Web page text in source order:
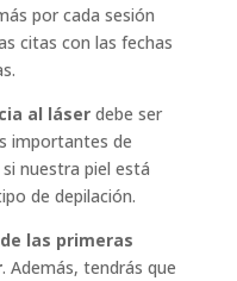
por cada sesión
citas con las fechas
al láserdebe ser
importantes de
nuestra piel está
de depilación.
las primeras
. Además, tendrás que